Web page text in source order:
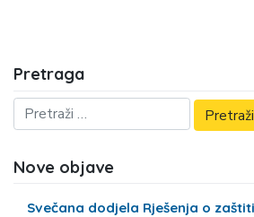
Pretraga
Nove objave
Svečana dodjela Rješenja o